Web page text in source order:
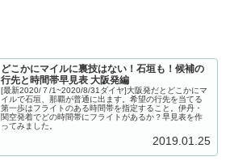
どこかにマイルに裏技はない！石垣も！候補の
行先と時間帯早見表 大阪発編
[最新2020/７/1~2020/8/31ダイヤ]大阪発だとどこかにマ
イルで石垣、那覇が普通に出ます。希望の行先を当てる
第一歩はフライトのある時間帯を指定すること。伊丹・
関空発着でどの時間帯にフライトがあるか？早見表を作
ってみました。
2019.01.25